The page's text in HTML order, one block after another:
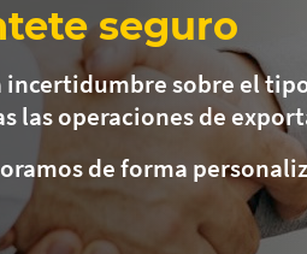
seguro
incertidumbre sobre el
las operaciones de
de forma